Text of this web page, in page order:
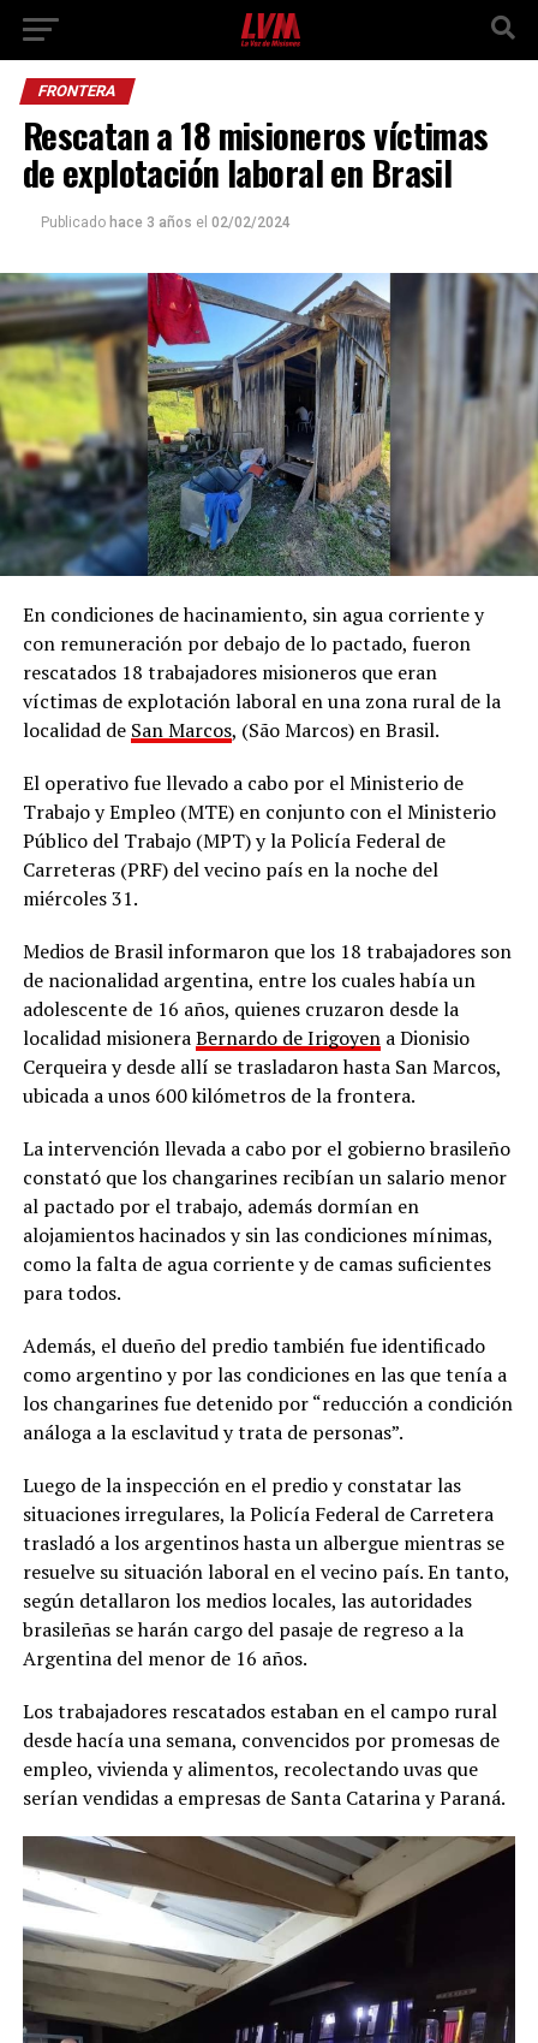
FRONTERA
Rescatan a 18 misioneros víctimas
de explotación laboral en Brasil
Publicado hace 3 años el 02/02/2024
En condiciones de hacinamiento, sin agua corriente y
con remuneración por debajo de lo pactado, fueron
rescatados 18 trabajadores misioneros que eran
víctimas de explotación laboral en una zona rural de la
localidad de San Marcos, (São Marcos) en Brasil.
El operativo fue llevado a cabo por el Ministerio de
Trabajo y Empleo (MTE) en conjunto con el Ministerio
Público del Trabajo (MPT) y la Policía Federal de
Carreteras (PRF) del vecino país en la noche del
miércoles 31.
Medios de Brasil informaron que los 18 trabajadores son
de nacionalidad argentina, entre los cuales había un
adolescente de 16 años, quienes cruzaron desde la
localidad misioneraBernardo de Irigoyena Dionisio
Cerqueira y desde allí se trasladaron hasta San Marcos,
ubicada a unos 600 kilómetros de la frontera.
La intervención llevada a cabo por el gobierno brasileño
constató que los changarines recibían un salario menor
al pactado por el trabajo, además dormían en
alojamientos hacinados y sin las condiciones mínimas,
como la falta de agua corriente y de camas suficientes
para todos.
Además, el dueño del predio también fue identificado
como argentino y por las condiciones en las que tenía a
los changarines fue detenido por “reducción a condición
análoga a la esclavitud y trata de personas”.
Luego de la inspección en el predio y constatar las
situaciones irregulares, la Policía Federal de Carretera
trasladó a los argentinos hasta un albergue mientras se
resuelve su situación laboral en el vecino país. En tanto,
según detallaron los medios locales, las autoridades
brasileñas se harán cargo del pasaje de regreso a la
Argentina del menor de 16 años.
Los trabajadores rescatados estaban en el campo rural
desde hacía una semana, convencidos por promesas de
empleo, vivienda y alimentos, recolectando uvas que
serían vendidas a empresas de Santa Catarina y Paraná.